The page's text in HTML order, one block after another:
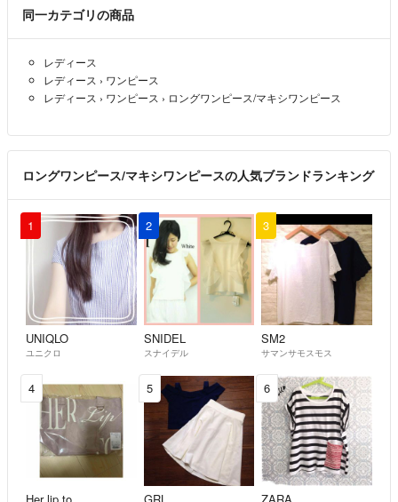
同一カテゴリの商品
レディース
レディース › ワンピース
レディース › ワンピース › ロングワンピース/マキシワンピース
ロングワンピース/マキシワンピースの人気ブランドランキング
1
UNIQLO
ユニクロ
2
SNIDEL
スナイデル
3
SM2
サマンサモスモス
4 5 6